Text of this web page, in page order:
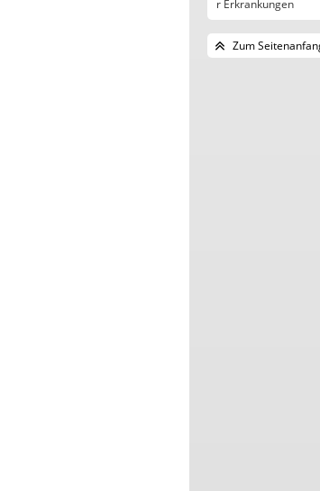
r Erkrankungen
Zum